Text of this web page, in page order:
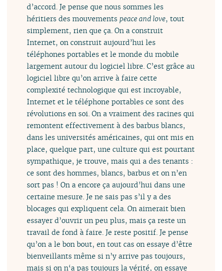
d’accord. Je pense que nous sommes les
héritiers des mouvements peace and love, tout
simplement, rien que ça. On a construit
Internet, on construit aujourd’hui les
téléphones portables et le monde du mobile
largement autour du logiciel libre. C’est grâce au
logiciel libre qu’on arrive à faire cette
complexité technologique qui est incroyable,
Internet et le téléphone portables ce sont des
révolutions en soi. On a vraiment des racines qui
remontent effectivement à des barbus blancs,
dans les universités américaines, qui ont mis en
place, quelque part, une culture qui est pourtant
sympathique, je trouve, mais qui a des tenants :
ce sont des hommes, blancs, barbus et on n’en
sort pas ! On a encore ça aujourd’hui dans une
certaine mesure. Je ne sais pas s’il y a des
blocages qui expliquent cela. On aimerait bien
essayer d’ouvrir un peu plus, mais ça reste un
travail de fond à faire. Je reste positif. Je pense
qu’on a le bon bout, en tout cas on essaye d’être
bienveillants même si n’y arrive pas toujours,
mais si on n‘a pas toujours la vérité, on essaye